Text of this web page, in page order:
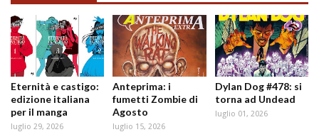
Eternità e castigo:
edizione italiana
per il manga
luglio 29, 2026
Anteprima: i
fumetti Zombie di
Agosto
luglio 15, 2026
Dylan Dog #478: si
torna ad Undead
luglio 01, 2026